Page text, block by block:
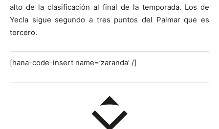
alto de la clasificación al final de la temporada. Los de
Yecla sigue segundo a tres puntos del Palmar que es
tercero.
[hana-code-insert name=’zaranda’ /]